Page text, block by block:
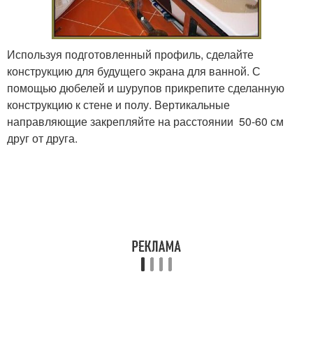
Используя подготовленный профиль, сделайте
конструкцию для будущего экрана для ванной. С
помощью дюбелей и шурупов прикрепите сделанную
конструкцию к стене и полу. Вертикальные
направляющие закрепляйте на расстоянии 50-60 см
друг от друга.